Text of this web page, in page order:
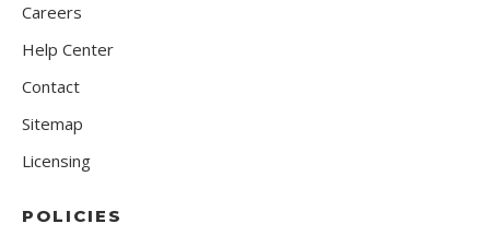
Careers
Help Center
Contact
Sitemap
Licensing
POLICIES